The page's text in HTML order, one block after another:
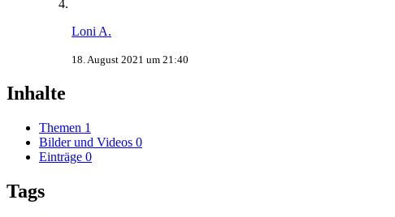
Loni A.
18. August 2021 um 21:40
Inhalte
Themen 1
Bilder und Videos 0
Einträge 0
Tags